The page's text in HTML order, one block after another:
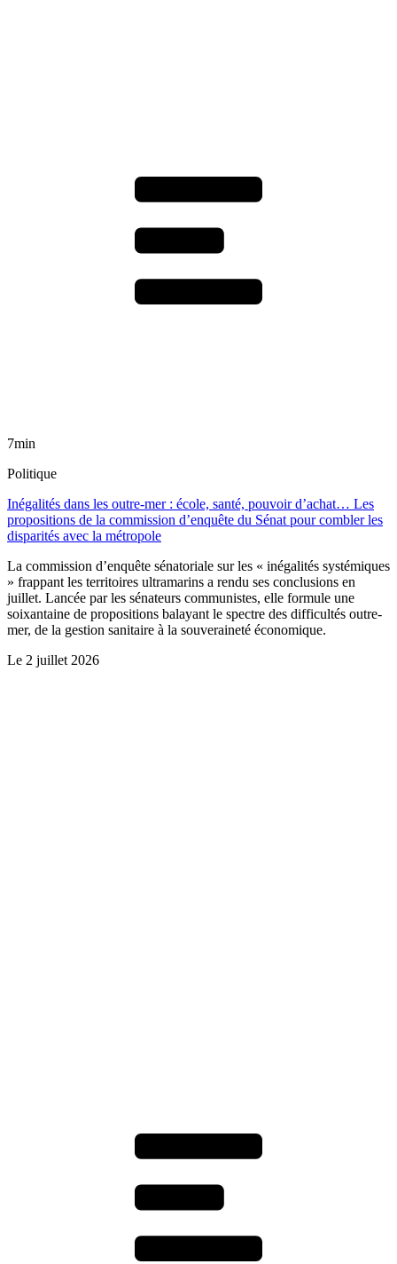
7min
Politique
Inégalités dans les outre-mer : école, santé, pouvoir d’achat… Les
propositions de la commission d’enquête du Sénat pour combler les
disparités avec la métropole
La commission d’enquête sénatoriale sur les « inégalités systémiques
» frappant les territoires ultramarins a rendu ses conclusions en
juillet. Lancée par les sénateurs communistes, elle formule une
soixantaine de propositions balayant le spectre des difficultés outre-
mer, de la gestion sanitaire à la souveraineté économique.
Le 2 juillet 2026